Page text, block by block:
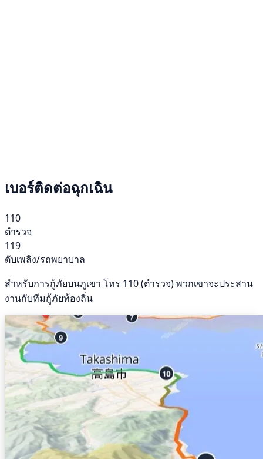
เบอร์ติดต่อฉุกเฉิน
110
ตำรวจ
119
ดับเพลิง/รถพยาบาล
สำหรับการกู้ภัยบนภูเขา โทร 110 (ตำรวจ) พวกเขาจะประสาน
งานกับทีมกู้ภัยท้องถิ่น